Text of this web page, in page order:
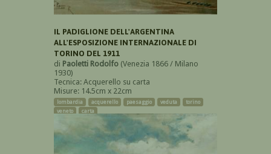
IL PADIGLIONE DELL'ARGENTINA
ALL'ESPOSIZIONE INTERNAZIONALE DI
TORINO DEL 1911
di Paoletti Rodolfo (Venezia 1866 / Milano
1930)
Tecnica: Acquerello su carta
Misure: 14.5cm x 22cm
lombardia acquerello paesaggio veduta
torino
veneto
carta